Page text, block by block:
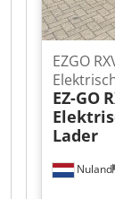
Nuland
EZGO
EZ-GO
Lader